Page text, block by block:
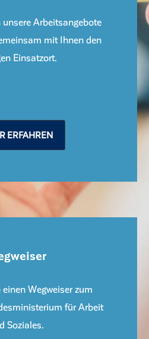
Arbeitsangebote
mit Ihnen den
Einsatzort.
ERFAHREN
Wegweiser zum
für Arbeit
Soziales.